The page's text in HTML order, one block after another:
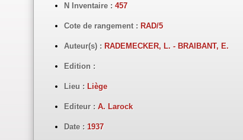
N Inventaire :457
Cote de rangement : RAD/5
Auteur(s) : RADEMECKER, L. - BRAIBANT, E.
Edition :
Lieu : Liège
Editeur :A. Larock
Date : 1937